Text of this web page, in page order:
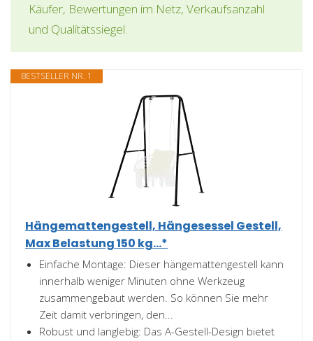
Käufer, Bewertungen im Netz, Verkaufsanzahl
und Qualitätssiegel.
BESTSELLER NR. 1
Hängemattengestell, Hängesessel Gestell,
Max Belastung 150 kg...*
Einfache Montage: Dieser hängemattengestell kann
innerhalb weniger Minuten ohne Werkzeug
zusammengebaut werden. So können Sie mehr
Zeit damit verbringen, den...
Robust und langlebig: Das A-Gestell-Design bietet